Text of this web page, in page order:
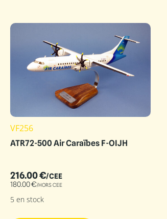
VF256
ATR72-500 Air Caraïbes F-OIJH
216.00€/CEE
180.00€/HORS CEE
5 en stock